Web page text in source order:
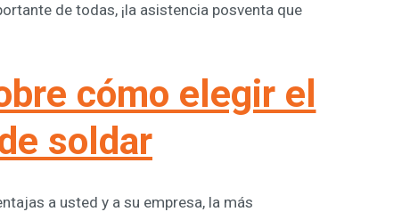
de todas, ¡la asistencia posventa que
cómo elegir el
soldar
a usted y a su empresa, la más